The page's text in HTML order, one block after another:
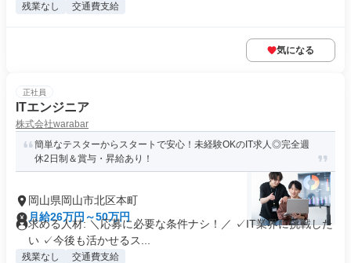
残業なし 交通費支給
気になる
正社員
ITエンジニア
株式会社warabar
簡単なテスターからスタートで安心！未経験OKのIT求人◎完全週
休2日制＆賞与・昇給あり！
岡山県岡山市北区本町
月給26万円～50万円
求める人材: ＼応募に必要な条件ナシ！／ ✓IT業界に挑戦した
い ✓今後も活かせるス...
残業なし 交通費支給